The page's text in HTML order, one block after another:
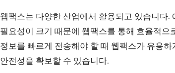
웹팩스는 다양한 산업에서 활용되고 있습니다
필요성이 크기 때문에 웹팩스를 통해 효율적으
정보를 빠르게 전송해야 할 때 웹팩스가 유용
안전성을 확보할 수 있습니다.